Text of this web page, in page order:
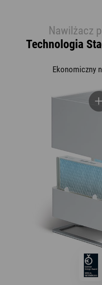
Nawilżacz
Technologia
Ekonomiczny